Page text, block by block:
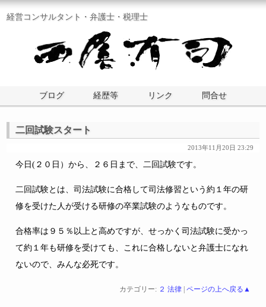
経営コンサルタント・弁護士・税理士
ブログ 経歴等 リンク 問合せ
二回試験スタート
2013年11月20日 23:29
今日(２０日）から、２６日まで、二回試験です。
二回試験とは、司法試験に合格して司法修習という約１年の研
修を受けた人が受ける研修の卒業試験のようなものです。
合格率は９５％以上と高めですが、せっかく司法試験に受かっ
て約１年も研修を受けても、これに合格しないと弁護士になれ
ないので、みんな必死です。
カテゴリー: ２ 法律| ページの上へ戻る▲